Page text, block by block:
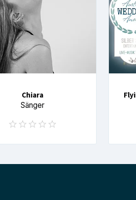
Chiara
Sänger